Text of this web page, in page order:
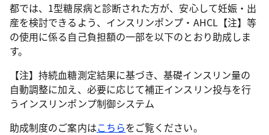
都では、1型糖尿病と診断された方が、安心して妊娠・出
産を検討できるよう、インスリンポンプ・AHCL【注】等
の使用に係る自己負担額の一部を以下のとおり助成しま
す。
【注】持続血糖測定結果に基づき、基礎インスリン量の
自動調整に加え、必要に応じて補正インスリン投与を行
うインスリンポンプ制御システム
助成制度のご案内はこちらをご覧ください。